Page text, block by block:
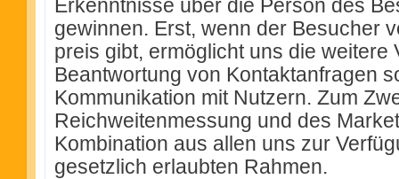
Erkenntnisse über die Person des
gewinnen. Erst, wenn der Besucher
preis gibt, ermöglicht uns die weitere
Beantwortung von Kontaktanfragen
Kommunikation mit Nutzern. Zum
Reichweitenmessung und des
Kombination aus allen uns zur
gesetzlich erlaubten Rahmen.